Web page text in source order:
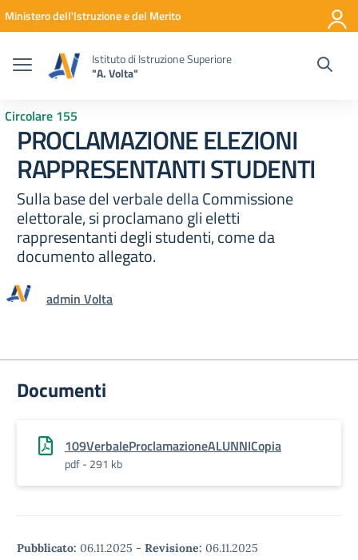
Vai ai contenuti
Vai al menu di navigazione
Vai al footer
Ministero dell'Istruzione e del Merito
Istituto di Istruzione Superiore
"A. Volta"
Circolare 155
PROCLAMAZIONE ELEZIONI
RAPPRESENTANTI STUDENTI
Sulla base del verbale della Commissione
elettorale, si proclamano gli eletti
rappresentanti degli studenti, come da
documento allegato.
admin Volta
Documenti
109VerbaleProclamazioneALUNNICopia
pdf - 291 kb
Pubblicato: 06.11.2025 - Revisione: 06.11.2025